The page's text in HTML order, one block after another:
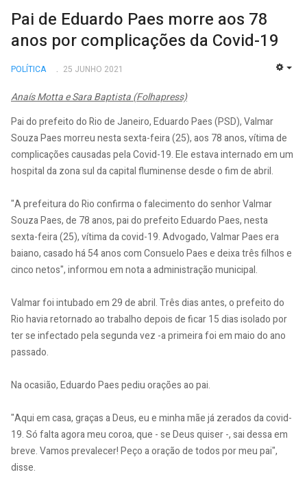
Pai de Eduardo Paes morre aos 78
anos por complicações da Covid-19
POLÍTICA 25 JUNHO 2021
Anaís Motta e Sara Baptista (Folhapress)
Pai do prefeito do Rio de Janeiro, Eduardo Paes (PSD), Valmar
Souza Paes morreu nesta sexta-feira (25), aos 78 anos, vítima de
complicações causadas pela Covid-19. Ele estava internado em um
hospital da zona sul da capital fluminense desde o fim de abril.
"A prefeitura do Rio confirma o falecimento do senhor Valmar
Souza Paes, de 78 anos, pai do prefeito Eduardo Paes, nesta
sexta-feira (25), vítima da covid-19. Advogado, Valmar Paes era
baiano, casado há 54 anos com Consuelo Paes e deixa três filhos e
cinco netos", informou em nota a administração municipal.
Valmar foi intubado em 29 de abril. Três dias antes, o prefeito do
Rio havia retornado ao trabalho depois de ficar 15 dias isolado por
ter se infectado pela segunda vez -a primeira foi em maio do ano
passado.
Na ocasião, Eduardo Paes pediu orações ao pai.
"Aqui em casa, graças a Deus, eu e minha mãe já zerados da covid-
19. Só falta agora meu coroa, que - se Deus quiser -, sai dessa em
breve. Vamos prevalecer! Peço a oração de todos por meu pai",
disse.